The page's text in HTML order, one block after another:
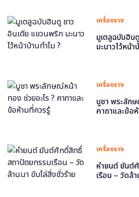
เครื่องราง
มูเตลูฉบับฮิน
มะนาวไว้หน้า
เครื่องราง
บูชา พระลัก
คาถาและข้อ
เครื่องราง
หำยนต์ ยันต์
เรือน – วัดล้